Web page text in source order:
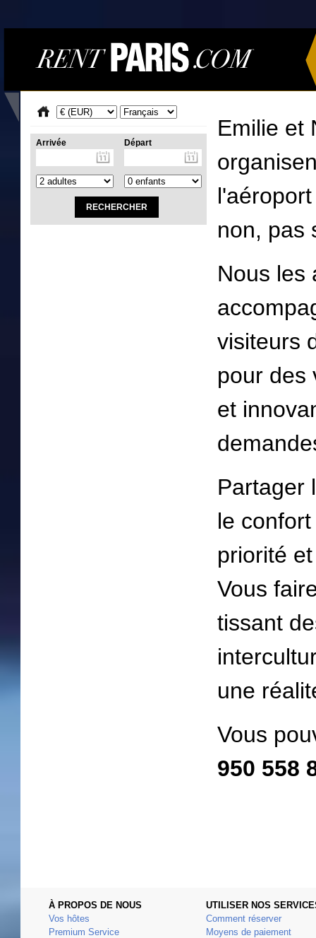
Arrivée Départ
Emilie et
non, pas
Nous les
visiteurs
pour des
et
Partager
le
priorité
Vous
tissant
une
Vous
950 558
À PROPOS DE NOUS
Vos hôtes
Premium Service
UTILISER NOS
Comment réserver
Moyens de paiement